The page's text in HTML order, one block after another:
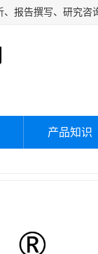
产品知识